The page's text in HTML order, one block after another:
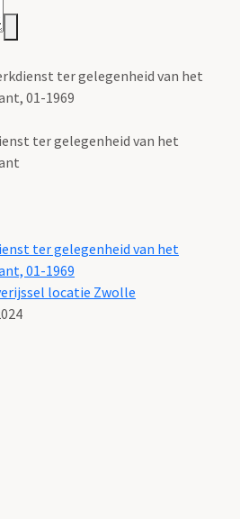
ter gelegenheid van het
01-1969
ter gelegenheid van het
ter gelegenheid van het
01-1969
locatie Zwolle